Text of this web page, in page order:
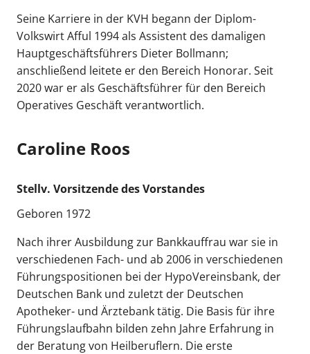
Seine Karriere in der KVH begann der Diplom-
Volkswirt Afful 1994 als Assistent des damaligen
Hauptgeschäftsführers Dieter Bollmann;
anschließend leitete er den Bereich Honorar. Seit
2020 war er als Geschäftsführer für den Bereich
Operatives Geschäft verantwortlich.
Caroline Roos
Stellv. Vorsitzende des Vorstandes
Geboren 1972
Nach ihrer Ausbildung zur Bankkauffrau war sie in
verschiedenen Fach- und ab 2006 in verschiedenen
Führungspositionen bei der HypoVereinsbank, der
Deutschen Bank und zuletzt der Deutschen
Apotheker- und Ärztebank tätig. Die Basis für ihre
Führungslaufbahn bilden zehn Jahre Erfahrung in
der Beratung von Heilberuflern. Die erste